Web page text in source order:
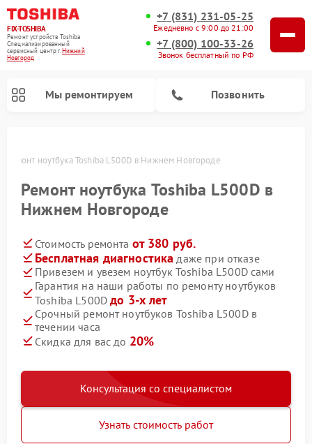
FIX-TOSHIBA
Ремонт устройств Toshiba
Специализированный
cервисный центр г.Нижний
Новгород
+7 (831) 231-05-25
Ежедневно с 9:00 до 21:00
+7 (800) 100-33-26
Звонок бесплатный по РФ
Мы ремонтируем Позвонить
Ремонт ноутбука Toshiba L500D в Нижнем Новгороде
Ремонт ноутбука Toshiba L500D в
Нижнем Новгороде
Стоимость ремонта от 380 руб.
Бесплатная диагностика даже при отказе
Привезем и увезем ноутбук Toshiba L500D сами
Гарантия на наши работы по ремонту ноутбуков
Toshiba L500Dдо 3-х лет
Срочный ремонт ноутбуков Toshiba L500D в
течении часа
Скидка для вас до 20%
Консультация со специалистом
Узнать стоимость работ